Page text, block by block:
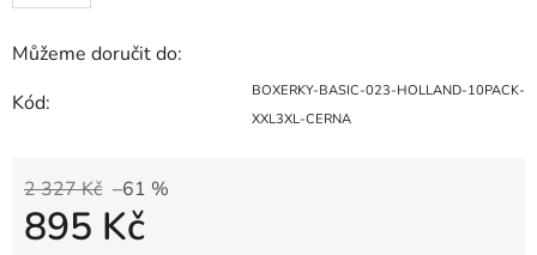
Můžeme doručit do:
Kód:
BOXERKY-BASIC-023-HOLLAND-10PACK-
XXL3XL-CERNA
2 327 Kč –61 %
895 Kč